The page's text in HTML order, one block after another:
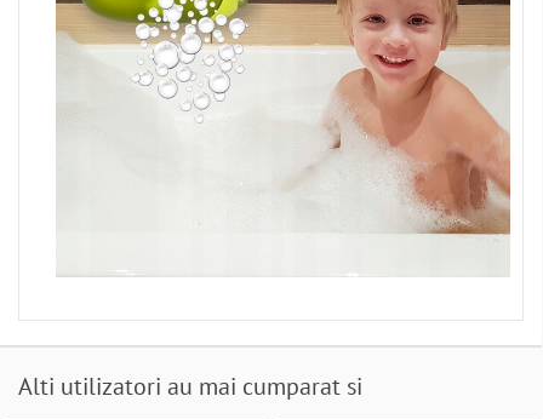
Alti utilizatori au mai cumparat si